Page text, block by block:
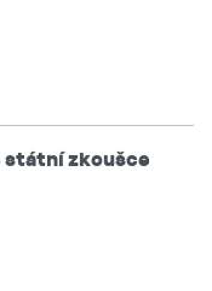
státní zkoušce